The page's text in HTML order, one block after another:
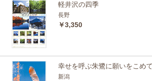
軽井沢の四季
長野
￥3,350
幸せを呼ぶ朱鷺に願いをこめて
新潟